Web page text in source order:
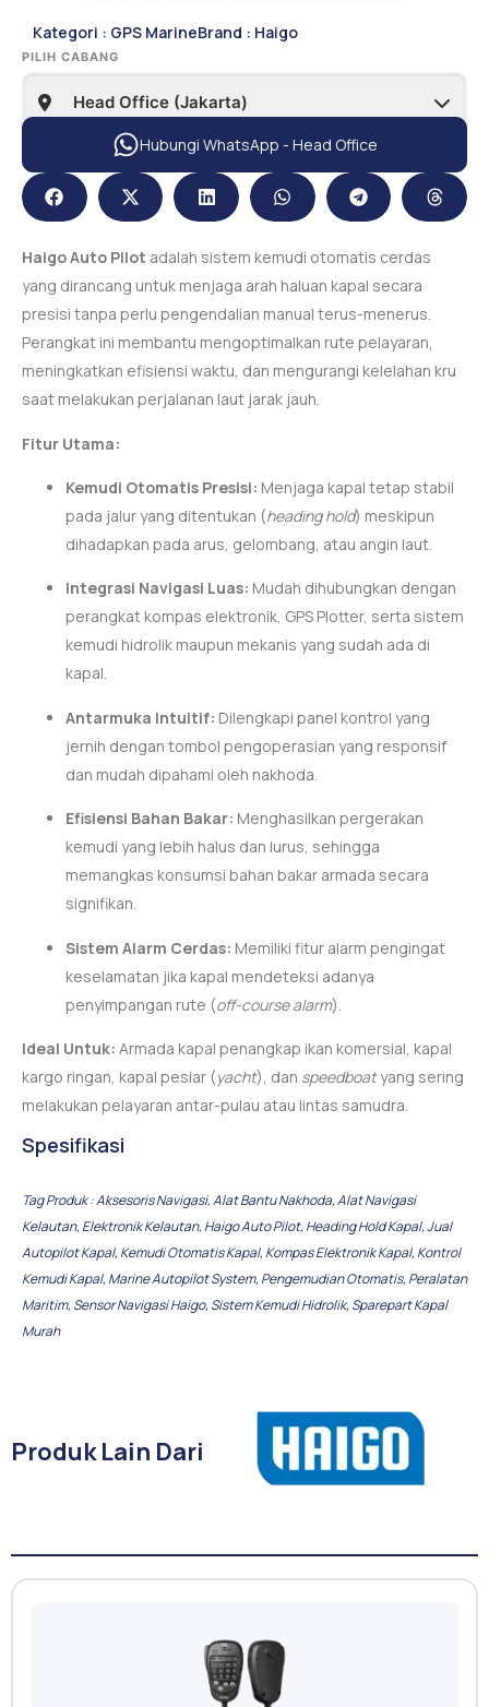
Kategori : GPS MarineBrand : Haigo
PILIH CABANG
Hubungi WhatsApp - Head Office
Haigo Auto Pilot adalah sistem kemudi otomatis cerdas
yang dirancang untuk menjaga arah haluan kapal secara
presisi tanpa perlu pengendalian manual terus-menerus.
Perangkat ini membantu mengoptimalkan rute pelayaran,
meningkatkan efisiensi waktu, dan mengurangi kelelahan kru
saat melakukan perjalanan laut jarak jauh.
Fitur Utama:
Kemudi Otomatis Presisi: Menjaga kapal tetap stabil
pada jalur yang ditentukan (heading hold) meskipun
dihadapkan pada arus, gelombang, atau angin laut.
Integrasi Navigasi Luas: Mudah dihubungkan dengan
perangkat kompas elektronik, GPS Plotter, serta sistem
kemudi hidrolik maupun mekanis yang sudah ada di
kapal.
Antarmuka Intuitif: Dilengkapi panel kontrol yang
jernih dengan tombol pengoperasian yang responsif
dan mudah dipahami oleh nakhoda.
Efisiensi Bahan Bakar: Menghasilkan pergerakan
kemudi yang lebih halus dan lurus, sehingga
memangkas konsumsi bahan bakar armada secara
signifikan.
Sistem Alarm Cerdas: Memiliki fitur alarm pengingat
keselamatan jika kapal mendeteksi adanya
penyimpangan rute (off-course alarm).
Ideal Untuk: Armada kapal penangkap ikan komersial, kapal
kargo ringan, kapal pesiar (yacht), dan speedboatyang sering
melakukan pelayaran antar-pulau atau lintas samudra.
Spesifikasi
Tag Produk :Aksesoris Navigasi,Alat Bantu Nakhoda,Alat Navigasi
Kelautan, Elektronik Kelautan, Haigo Auto Pilot, Heading Hold Kapal,Jual
Autopilot Kapal, Kemudi Otomatis Kapal, Kompas Elektronik Kapal, Kontrol
Kemudi Kapal, Marine Autopilot System, Pengemudian Otomatis, Peralatan
Maritim, Sensor Navigasi Haigo, Sistem Kemudi Hidrolik, Sparepart Kapal
Murah
Produk Lain Dari